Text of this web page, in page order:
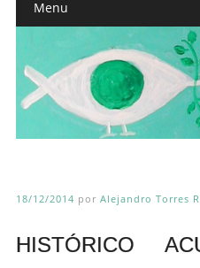
Menu
18/12/2014 por Alejandro Torres
HISTÓRICO